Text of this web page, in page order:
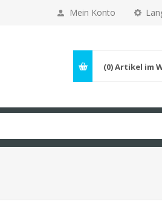
Mein Konto
(0)Artikel im